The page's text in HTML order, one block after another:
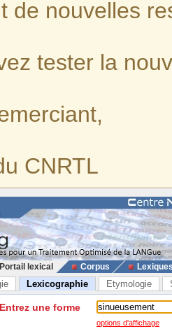
de nouvelles
tester la
CNRTL
Portail lexical Corpus
Lexicographie Etymologie
Entrez une forme
options d'affichage